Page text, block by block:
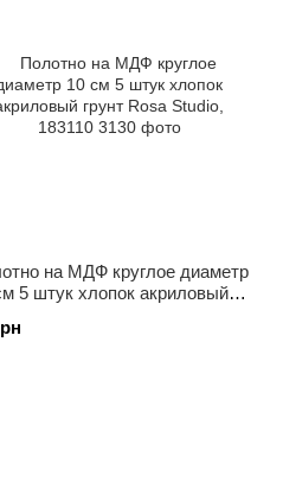
на МДФ круглое диаметр
5 штук хлопок акриловый